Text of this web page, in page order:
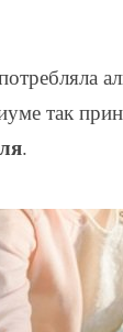
так
.